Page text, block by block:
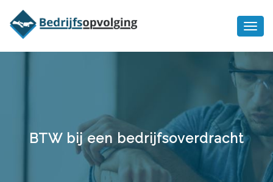
BTW bij een bedrijfsoverdracht
bedrijfsopvolging voor fiscaal
juridisch advies
Ik wil meer informatie